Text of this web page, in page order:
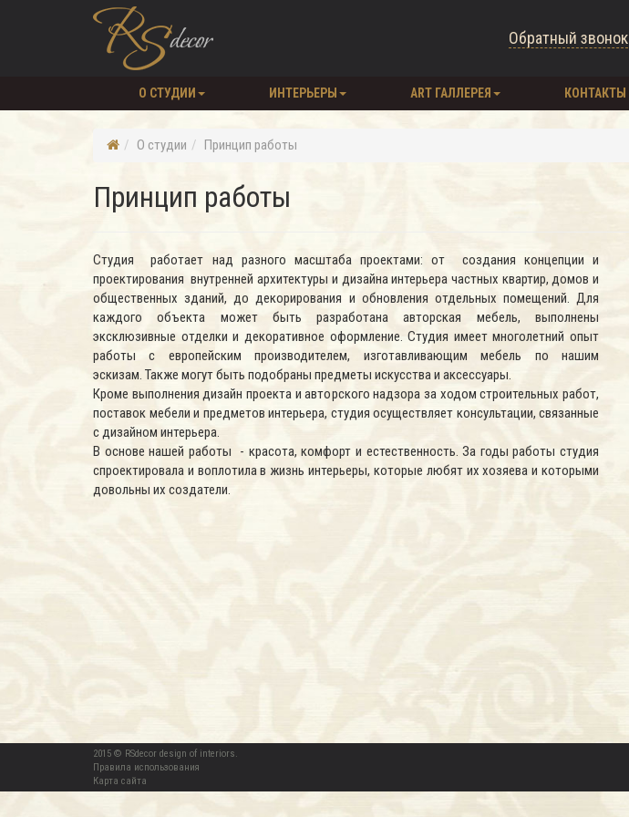
Обратный звонок
О СТУДИИ ИНТЕРЬЕРЫ ART ГАЛЛЕРЕЯ КОНТАКТЫ
О студии Принцип работы
Принцип работы
Студия работает над разного масштаба проектами: от создания концепции и
проектирования внутренней архитектуры и дизайна интерьера частных квартир, домов и
общественных зданий, до декорирования и обновления отдельных помещений. Для
каждого объекта может быть разработана авторская мебель, выполнены
эксклюзивные отделки и декоративное оформление. Студия имеет многолетний опыт
работы с европейским производителем, изготавливающим мебель по нашим
эскизам. Также могут быть подобраны предметы искусства и аксессуары.
Кроме выполнения дизайн проекта и авторского надзора за ходом строительных работ,
поставок мебели и предметов интерьера, студия осуществляет консультации, связанные
с дизайном интерьера.
В основе нашей работы - красота, комфорт и естественность. За годы работы студия
спроектировала и воплотила в жизнь интерьеры, которые любят их хозяева и которыми
довольны их создатели.
2015 © RSdecor design of interiors.
Правила использования
Карта сайта